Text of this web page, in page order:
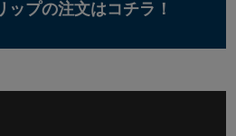
ップの注文はコチラ！